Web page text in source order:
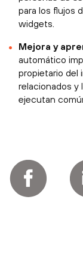
para los flujos
widgets.
Mejora y
automático
propietario del
relacionados y
ejecutan